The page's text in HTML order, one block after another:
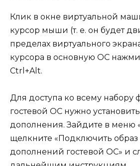
Клик в окне виртуальной
курсор мыши (т. е. он будет
пределах виртуального
курсора в основную ОС
Ctrl+Alt.
Для доступа ко всему набору
гостевой ОС нужно
дополнения. Зайдите в меню
щелкните «Подключить образ
дополнений гостевой ОС» и